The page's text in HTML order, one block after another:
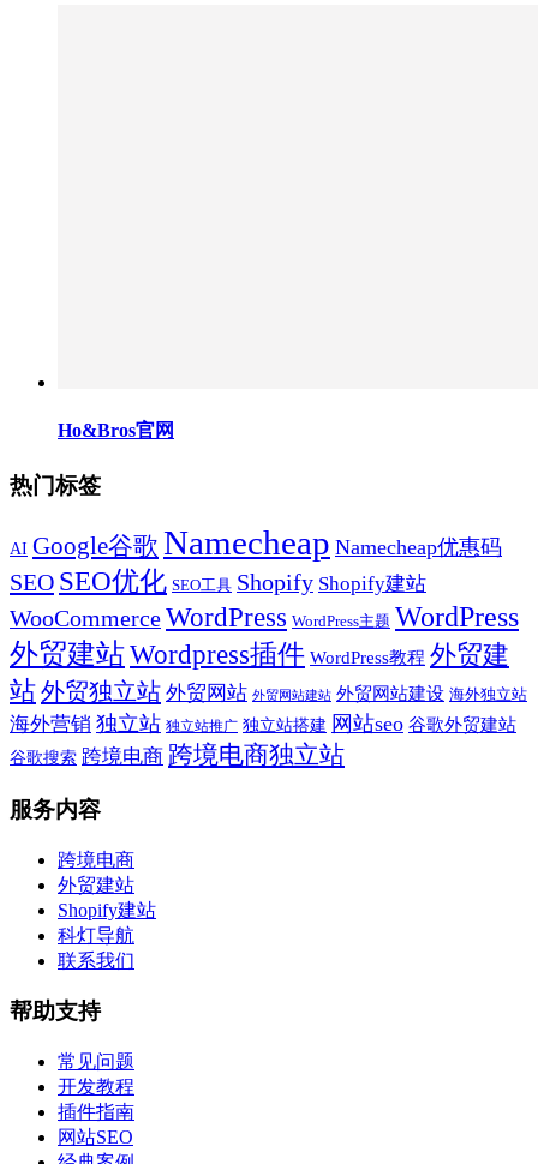
Ho&Bros官网
热门标签
AI Google谷歌 Namecheap Namecheap优惠码
SEO SEO优化 SEO工具 Shopify Shopify建站
WooCommerceWordPress WordPress主题 WordPress
外贸建站Wordpress插件 WordPress教程 外贸建
站外贸独立站 外贸网站 外贸网站建站 外贸网站建设 海外独立站
海外营销 独立站 独立站推广 独立站搭建 网站seo 谷歌外贸建站
谷歌搜索 跨境电商 跨境电商独立站
服务内容
跨境电商
外贸建站
Shopify建站
科灯导航
联系我们
帮助支持
常见问题
开发教程
插件指南
网站SEO